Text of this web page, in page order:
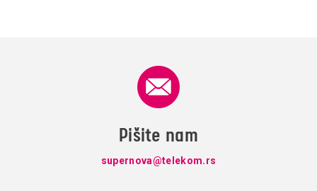
Pišite nam
supernova@telekom.rs